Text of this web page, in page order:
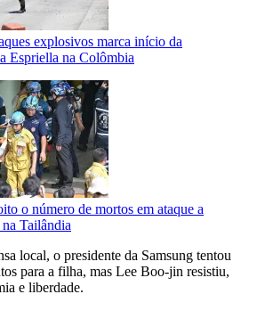
explosivos marca início da
Espriella na Colômbia
o número de mortos em ataque a
Tailândia
local, o presidente da Samsung tentou
para a filha, mas Lee Boo-jin resistiu,
e liberdade.